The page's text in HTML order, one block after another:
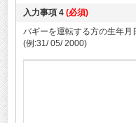
入力事項 4 (必須)
バギーを運転する方の生年
(例:31/ 05/ 2000)